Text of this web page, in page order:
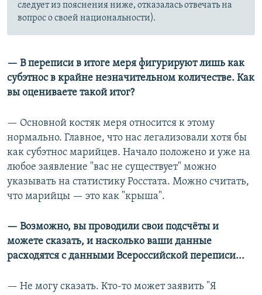
следует из пояснения ниже, отказалась отвечать на
вопрос о своей национальности).
— В переписи в итоге меря фигурируют лишь как
субэтнос в крайне незначительном количестве. Как
вы оцениваете такой итог?
— Основной костяк меря относится к этому
нормально. Главное, что нас легализовали хотя бы
как субэтнос марийцев. Начало положено и уже на
любое заявление "вас не существует" можно
указывать на статистику Росстата. Можно считать,
что марийцы — это как "крыша".
— Возможно, вы проводили свои подсчёты и
можете сказать, и насколько ваши данные
расходятся с данными Всероссийской переписи...
— Не могу сказать. Кто-то может заявить "Я